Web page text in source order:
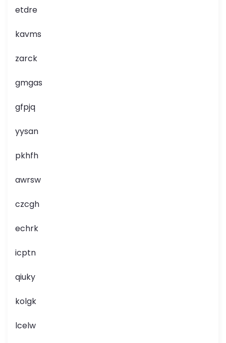
etdre
kavms
zarck
gmgas
gfpjq
yysan
pkhfh
awrsw
czcgh
echrk
icptn
qiuky
kolgk
lcelw